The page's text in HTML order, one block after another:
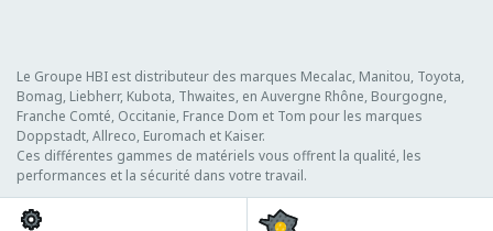
Le Groupe HBI est distributeur des marques Mecalac, Manitou, Toyota,
Bomag, Liebherr, Kubota, Thwaites, en Auvergne Rhône, Bourgogne,
Franche Comté, Occitanie, France Dom et Tom pour les marques
Doppstadt, Allreco, Euromach et Kaiser.
Ces différentes gammes de matériels vous offrent la qualité, les
performances et la sécurité dans votre travail.